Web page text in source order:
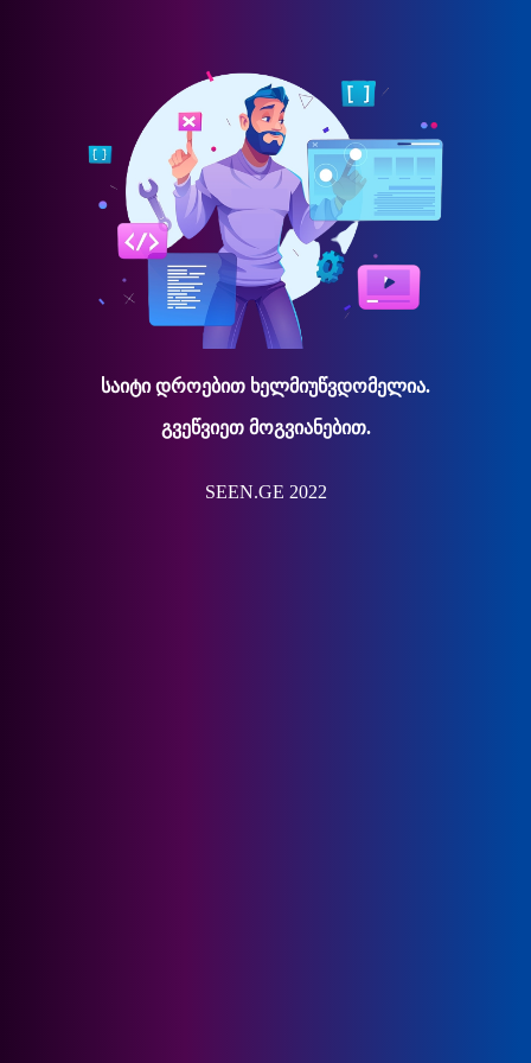
საიტი დროებით ხელმიუწვდომელია.
გვეწვიეთ მოგვიანებით.
SEEN.GE 2022